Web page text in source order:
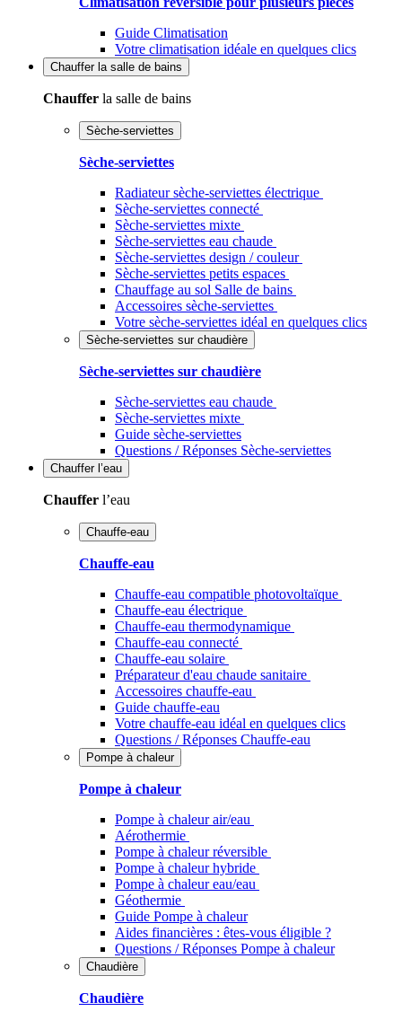
Guide Climatisation
Votre climatisation idéale en quelques clics
Chauffer la salle de bains
Chauffer la salle de bains
Sèche-serviettes
Sèche-serviettes
Radiateur sèche-serviettes électrique
Sèche-serviettes connecté
Sèche-serviettes mixte
Sèche-serviettes eau chaude
Sèche-serviettes design / couleur
Sèche-serviettes petits espaces
Chauffage au sol Salle de bains
Accessoires sèche-serviettes
Votre sèche-serviettes idéal en quelques clics
Sèche-serviettes sur chaudière
Sèche-serviettes sur chaudière
Sèche-serviettes eau chaude
Sèche-serviettes mixte
Guide sèche-serviettes
Questions / Réponses Sèche-serviettes
Chauffer l’eau
Chauffer l’eau
Chauffe-eau
Chauffe-eau
Chauffe-eau compatible photovoltaïque
Chauffe-eau électrique
Chauffe-eau thermodynamique
Chauffe-eau connecté
Chauffe-eau solaire
Préparateur d'eau chaude sanitaire
Accessoires chauffe-eau
Guide chauffe-eau
Votre chauffe-eau idéal en quelques clics
Questions / Réponses Chauffe-eau
Pompe à chaleur
Pompe à chaleur
Pompe à chaleur air/eau
Aérothermie
Pompe à chaleur réversible
Pompe à chaleur hybride
Pompe à chaleur​ eau/eau
Géothermie
Guide Pompe à chaleur
Aides financières : êtes-vous éligible ?
Questions / Réponses Pompe à chaleur
Chaudière
Chaudière